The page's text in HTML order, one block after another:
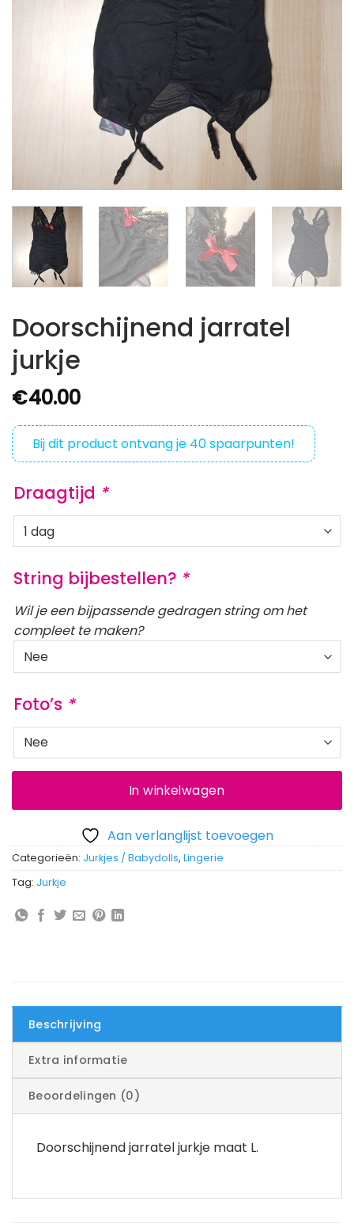
Doorschijnend jarratel
jurkje
€40.00
Bij dit product ontvang je 40spaarpunten!
Draagtijd *
String bijbestellen? *
Wil je een bijpassende gedragen string om het
compleet te maken?
Foto’s *
In winkelwagen
Aan verlanglijst toevoegen
Categorieën: Jurkjes / Babydolls, Lingerie
Tag: Jurkje
Beschrijving
Extra informatie
Beoordelingen (0)
Doorschijnend jarratel jurkje maat L.